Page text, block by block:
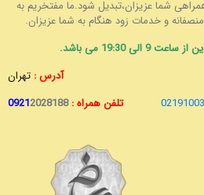
شما عزیزان،تبدیل شود.ما مفتخریم به
و خدمات زود هنگام به شما عزیزان.
الی 19:30 می باشد.
آدرس : تهران
تلفن همراه : 09212028188